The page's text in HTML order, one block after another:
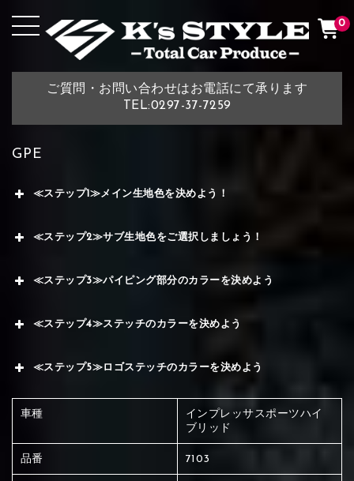
ご質問・お問い合わせはお電話にて承ります
TEL:0297-37-7259
0
GPE
≪ステップ1≫メイン生地色を決めよう！
≪ステップ2≫サブ生地色をご選択しましょう！
≪ステップ3≫パイピング部分のカラーを決めよう
≪ステップ4≫ステッチのカラーを決めよう
≪ステップ5≫ロゴステッチのカラーを決めよう
車種
インプレッサスポーツハイ
ブリッド
品番 7103